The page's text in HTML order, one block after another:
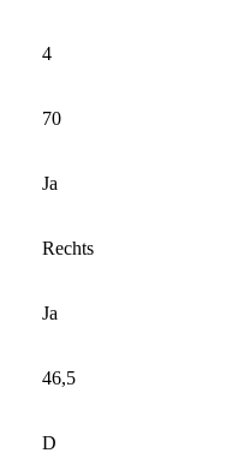
4
70
Ja
Rechts
Ja
46,5
D